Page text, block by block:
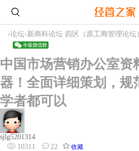
›论坛›新商科论坛 四区（原工商管理论坛
中国市场营销办公室资
器！全面详细策划，规
学者都可以
sjlg5201314
10311
22 收藏